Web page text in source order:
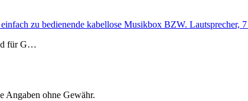
zu bedienende kabellose Musikbox BZW. Lautsprecher,
für G…
Angaben ohne Gewähr.